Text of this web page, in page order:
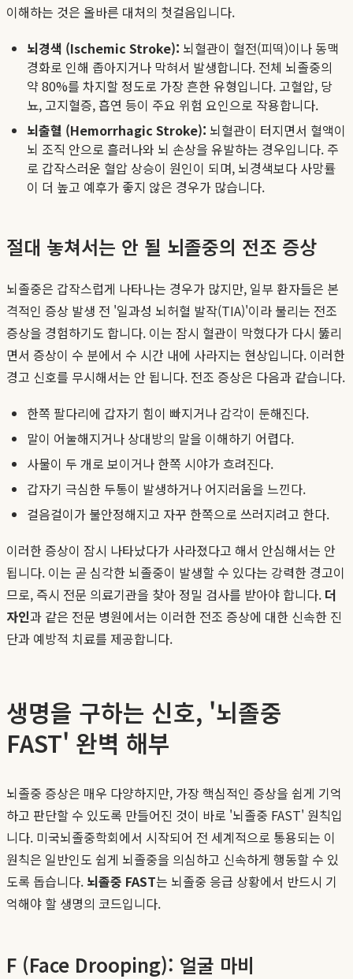
이해하는 것은 올바른 대처의 첫걸음입니다.
뇌경색 (Ischemic Stroke): 뇌혈관이 혈전(피떡)이나 동맥
경화로 인해 좁아지거나 막혀서 발생합니다. 전체 뇌졸중의
약 80%를 차지할 정도로 가장 흔한 유형입니다. 고혈압, 당
뇨, 고지혈증, 흡연 등이 주요 위험 요인으로 작용합니다.
뇌출혈 (Hemorrhagic Stroke): 뇌혈관이 터지면서 혈액이
뇌 조직 안으로 흘러나와 뇌 손상을 유발하는 경우입니다. 주
로 갑작스러운 혈압 상승이 원인이 되며, 뇌경색보다 사망률
이 더 높고 예후가 좋지 않은 경우가 많습니다.
절대 놓쳐서는 안 될 뇌졸중의 전조 증상
뇌졸중은 갑작스럽게 나타나는 경우가 많지만, 일부 환자들은 본
격적인 증상 발생 전 '일과성 뇌허혈 발작(TIA)'이라 불리는 전조
증상을 경험하기도 합니다. 이는 잠시 혈관이 막혔다가 다시 뚫리
면서 증상이 수 분에서 수 시간 내에 사라지는 현상입니다. 이러한
경고 신호를 무시해서는 안 됩니다. 전조 증상은 다음과 같습니다.
한쪽 팔다리에 갑자기 힘이 빠지거나 감각이 둔해진다.
말이 어눌해지거나 상대방의 말을 이해하기 어렵다.
사물이 두 개로 보이거나 한쪽 시야가 흐려진다.
갑자기 극심한 두통이 발생하거나 어지러움을 느낀다.
걸음걸이가 불안정해지고 자꾸 한쪽으로 쓰러지려고 한다.
이러한 증상이 잠시 나타났다가 사라졌다고 해서 안심해서는 안
됩니다. 이는 곧 심각한 뇌졸중이 발생할 수 있다는 강력한 경고이
므로, 즉시 전문 의료기관을 찾아 정밀 검사를 받아야 합니다. 더
자인과 같은 전문 병원에서는 이러한 전조 증상에 대한 신속한 진
단과 예방적 치료를 제공합니다.
생명을 구하는 신호, '뇌졸중
FAST' 완벽 해부
뇌졸중 증상은 매우 다양하지만, 가장 핵심적인 증상을 쉽게 기억
하고 판단할 수 있도록 만들어진 것이 바로 '뇌졸중 FAST' 원칙입
니다. 미국뇌졸중학회에서 시작되어 전 세계적으로 통용되는 이
원칙은 일반인도 쉽게 뇌졸중을 의심하고 신속하게 행동할 수 있
도록 돕습니다. 뇌졸중 FAST는 뇌졸중 응급 상황에서 반드시 기
억해야 할 생명의 코드입니다.
F (Face Drooping): 얼굴 마비